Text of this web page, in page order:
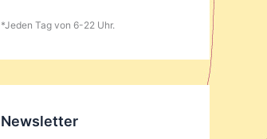
*Jeden Tag von 6-22 Uhr.
Newsletter